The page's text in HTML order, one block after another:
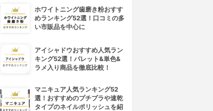
ホワイトニング歯磨き粉おすす
めランキング52選！口コミの多
い市販品を中心に
アイシャドウおすすめ人気ラン
キング52選！パレット&単色&
ラメ入り商品を徹底比較！
マニキュア人気ランキング52
選！おすすめのプチプラや速乾
タイプのネイルポリッシュを紹